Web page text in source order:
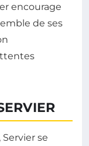
encourage
de ses
se